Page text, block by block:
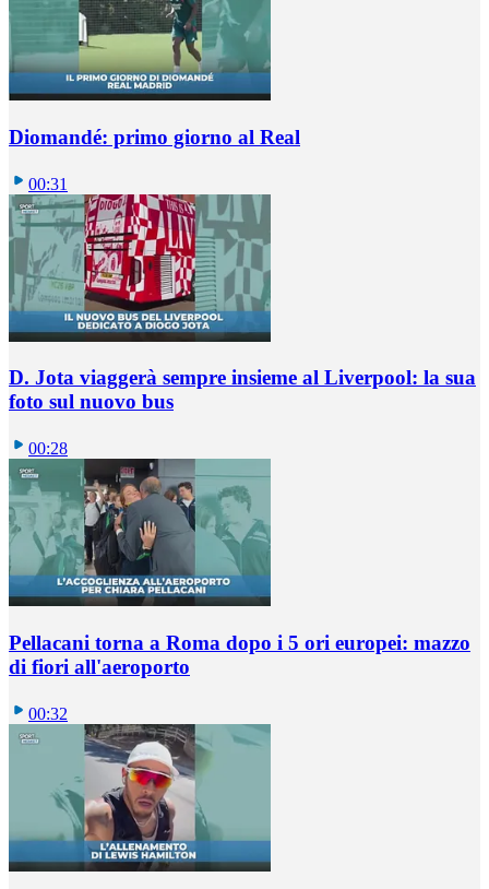
Diomandé: primo giorno al Real
00:31
D. Jota viaggerà sempre insieme al Liverpool: la sua
foto sul nuovo bus
00:28
Pellacani torna a Roma dopo i 5 ori europei: mazzo
di fiori all'aeroporto
00:32